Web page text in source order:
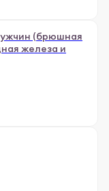
(брюшная
железа и